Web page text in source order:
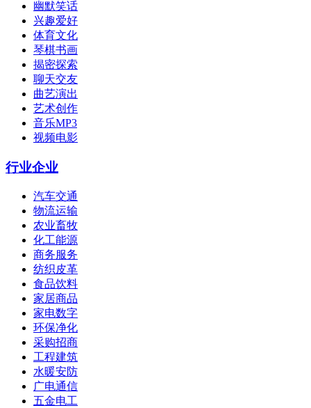
幽默笑话
兴趣爱好
体育文化
琴棋书画
揭密探索
聊天交友
曲艺演出
艺术创作
音乐MP3
视频电影
行业企业
汽车交通
物流运输
农业畜牧
化工能源
商务服务
纺织皮革
食品饮料
家居商品
家电数字
环保净化
采购招商
工程建筑
水暖安防
广电通信
五金电工